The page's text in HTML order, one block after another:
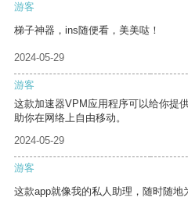
游客
梯子神器，ins随便看，美美哒！
2024-05-29
游客
这款加速器VPM应用程序可以给你提
助你在网络上自由移动。
2024-05-29
游客
这款app就像我的私人助理，随时随地